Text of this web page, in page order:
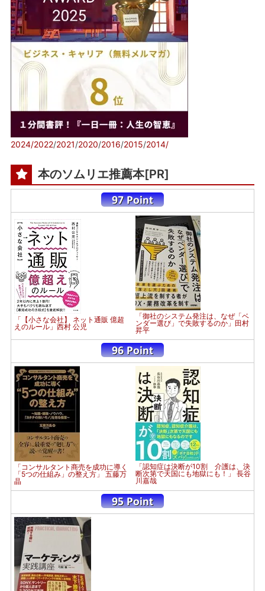
2024/2022/2021/2020/2016/2015/2014/
本のソムリエ推薦本[PR]
「【小さな会社】 ネット通販 億超
えのルール」西村 公児
「御社のシステム発注は、なぜ「ベ
ンダー選び」で失敗するのか」田村
昇平
「コンサルタント商売を成功に導く
「5つの仕組み」の整え方」 五藤万
晶
「認知症は決断が10割 介護は、決
断次第で天国にも地獄にも！」 長谷
川嘉哉